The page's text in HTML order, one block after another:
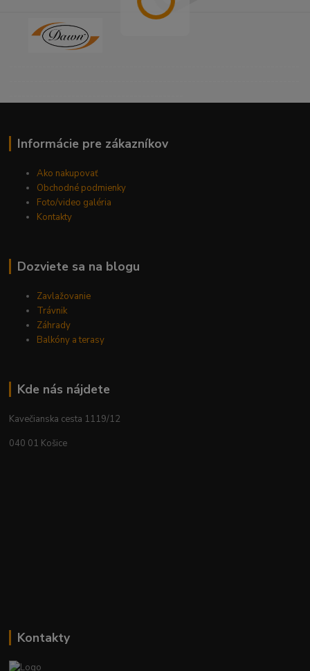
Informácie pre zákazníkov
Ako nakupovať
Obchodné podmienky
Foto/video galéria
Kontakty
Dozviete sa na blogu
Zavlažovanie
Trávnik
Záhrady
Balkóny a terasy
Kde nás nájdete
Kavečianska cesta 1119/12
040 01 Košice
Kontakty